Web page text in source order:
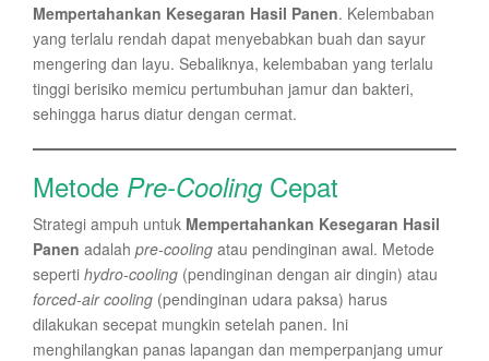
Mempertahankan Kesegaran Hasil Panen. Kelembaban
yang terlalu rendah dapat menyebabkan buah dan sayur
mengering dan layu. Sebaliknya, kelembaban yang terlalu
tinggi berisiko memicu pertumbuhan jamur dan bakteri,
sehingga harus diatur dengan cermat.
Metode Pre-Cooling Cepat
Strategi ampuh untuk Mempertahankan Kesegaran Hasil
Panen adalah pre-cooling atau pendinginan awal. Metode
seperti hydro-cooling (pendinginan dengan air dingin) atau
forced-air cooling (pendinginan udara paksa) harus
dilakukan secepat mungkin setelah panen. Ini
menghilangkan panas lapangan dan memperpanjang umur